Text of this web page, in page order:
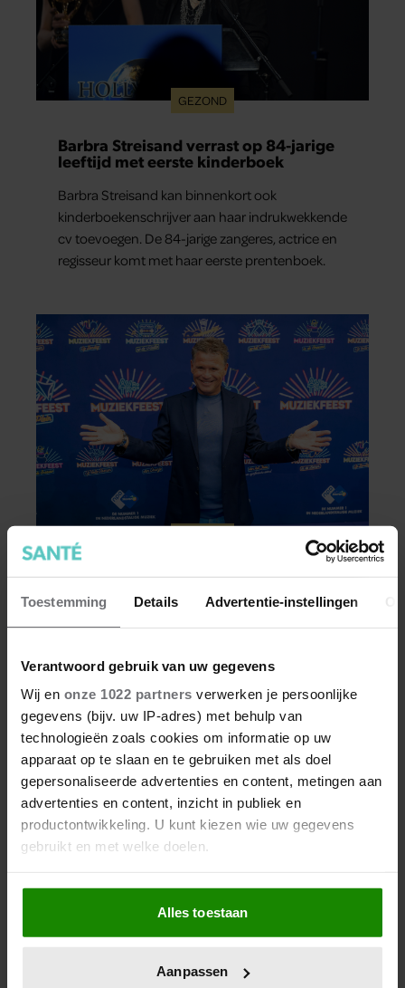
Toestemming Details Advertentie-instellingen
Verantwoord gebruik van uw gegevens
Wij en onze 1022 partners verwerken je persoonlijke
gegevens (bijv. uw IP-adres) met behulp van
technologieën zoals cookies om informatie op uw
apparaat op te slaan en te gebruiken met als doel
gepersonaliseerde advertenties en content, metingen aan
advertenties en content, inzicht in publiek en
productontwikkeling. U kunt kiezen wie uw gegevens
gebruikt en met welke doelen.
Als u het toestaat, willen we ook graag:
Informatie verzamelen over uw geografische
locatie, die tot een paar meter nauwkeurig kan zijn
scannen op specifieke eigenschappen (fingerprinting)
Alles toestaan
Aanpassen
GEZOND
Barbra Streisand verrast op 84-jarige
leeftijd met eerste kinderboek
Barbra Streisand kan binnenkort ook
kinderboekenschrijver aan haar indrukwekkende
cv toevoegen. De 84-jarige zangeres, actrice en
regisseur komt met haar eerste prentenboek.
Wolter Kroes bereikt zijn
streefgewicht na 14 kilo afvallen
Wolter Kroes is veertien kilo afgevallen en zit nu
Wat doe je als je vriendin uit zichzelf